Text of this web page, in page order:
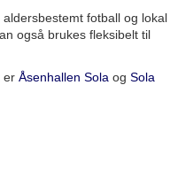
fotball og lokal
også brukes fleksibelt til
erÅsenhallen Sola ogSola